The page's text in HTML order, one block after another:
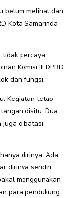
belum melihat dan
Kota Samarinda
tidak percaya
Komisi III DPRD
dan fungsi.
Kegiatan tetap
disitu. Dua
dibatasi,”
dirinya. Ada
dirinya sendiri,
menggunakan
para pendukung